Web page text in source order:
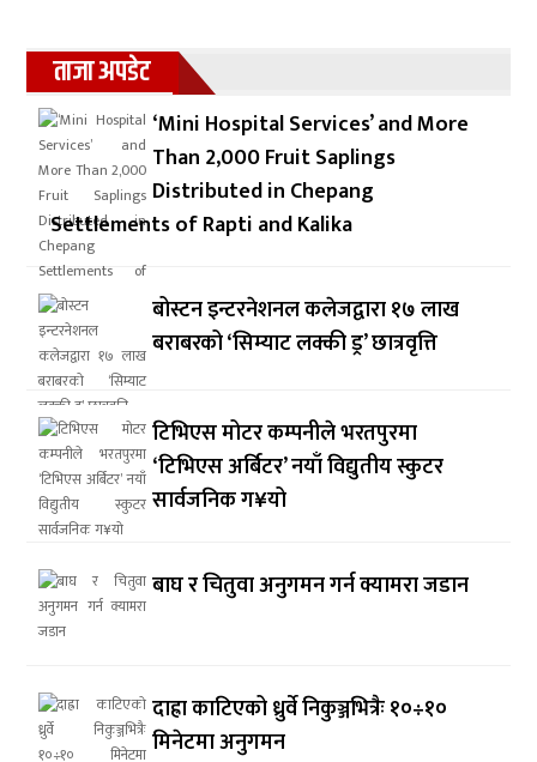
ताजा अपडेट
‘Mini Hospital Services’ and More
Than 2,000 Fruit Saplings
Distributed in Chepang
Settlements of Rapti and Kalika
बोस्टन इन्टरनेशनल कलेजद्वारा १७ लाख
बराबरको ‘सिम्याट लक्की ड्र’ छात्रवृत्ति
टिभिएस मोटर कम्पनीले भरतपुरमा
‘टिभिएस अर्बिटर’ नयाँ विद्युतीय स्कुटर
सार्वजनिक ग¥यो
बाघ र चितुवा अनुगमन गर्न क्यामरा जडान
दाह्रा काटिएको ध्रुर्वे निकुञ्जभित्रैः १०÷१०
मिनेटमा अनुगमन